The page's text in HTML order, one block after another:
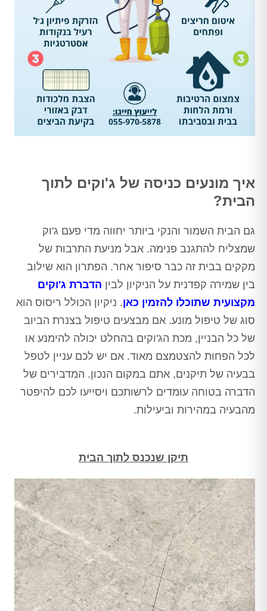
איך מונעים כניסה של ג'וקים לתוך
הבית?
גם הבית השמור והנקי ביותר יחווה מדי פעם ג'וק
שמצליח להתגנב פנימה. אבל מניעת התרבות של
מקקים בבית זה כבר סיפור אחר. הפתרון הוא שילוב
בין שמירה קפדנית על הניקיון לבין הדברת ג'וקים
מקצועית שתוכלו להזמין כאן. ניקיון הכולל ריסוס הוא
סוג של טיפול מונע. אם מבצעים טיפול בצנרת הביוב
של כל הבניין, מכת הג'וקים בהחלט יכולה להימנע או
לכל הפחות להצטמצם מאוד. אם יש לכם עניין לטפל
בבעיה של תיקנים, אתם במקום הנכון. המדבירים של
הדברה בטוחה עומדים לרשותכם ויסייעו לכם להיפטר
מהבעיה במהירות וביעילות.
תיקן שנכנס לתוך הבית